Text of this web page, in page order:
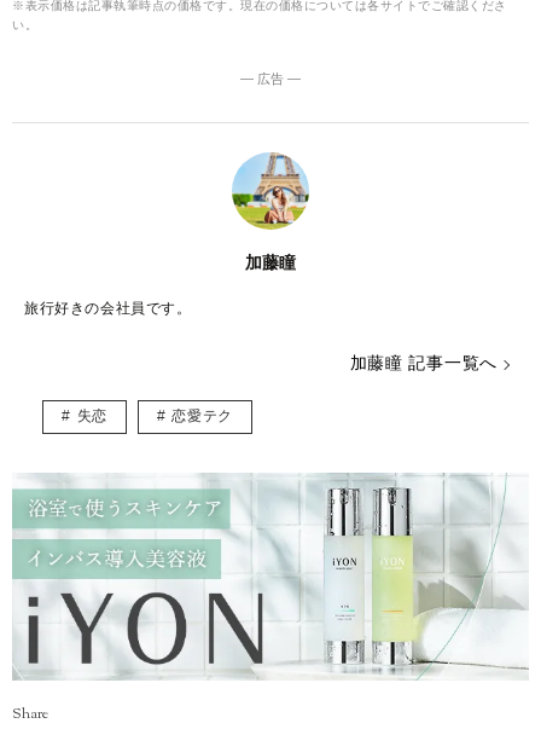
※表示価格は記事執筆時点の価格です。現在の価格については各サイトでご確認くださ
い。
― 広告 ―
加藤瞳
旅行好きの会社員です。
加藤瞳 記事一覧へ
失恋 恋愛テク
Share